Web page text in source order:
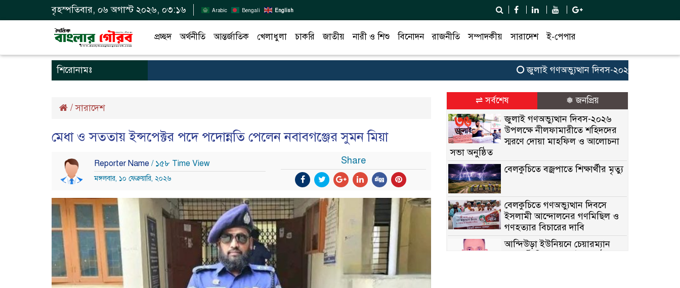
বৃহস্পতিবার, ০৬ অগাস্ট ২০২৬, ০৩:১৬ Arabic Bengali English
প্রচ্ছদ অর্থনীতি আন্তর্জাতিক খেলাধুলা চাকরি জাতীয় নারী ও শিশু বিনোদন রাজনীতি সম্পাদকীয় সারাদেশ ই-পেপার
শিরোনামঃ জুলাই গণঅভ্যুত্থান দিবস-২০২৬ উপলক্ষে
/সারাদেশ
মেধা ও সততায় ইন্সপেক্টর পদে পদোন্নতি পেলেন নবাবগঞ্জের সুমন মিয়া
Reporter Name / ১৫৮ Time View
মঙ্গলবার, ১০ ফেব্রুয়ারি, ২০২৬
Share
⇌ সর্বশেষ ❅ জনপ্রিয়
জুলাই গণঅভ্যুত্থান দিবস-২০২৬
উপলক্ষে নীলফামারীতে শহিদদের
স্মরণে দোয়া মাহফিল ও আলোচনা
সভা অনুষ্ঠিত
বেলকুচিতে বজ্রপাতে শিক্ষার্থীর মৃত্যু
বেলকুচিতে গণঅভ্যুত্থান দিবসে
ইসলামী আন্দোলনের গণমিছিল ও
গণহত্যার বিচারের দাবি
আন্দিউড়া ইউনিয়নে চেয়ারম্যান